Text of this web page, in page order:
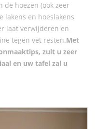
hoezen (ook zeer
lakens en hoeslakens
laat verwijderen en
tegen vet resten.Met
zult u zeer
en uw tafel zal u